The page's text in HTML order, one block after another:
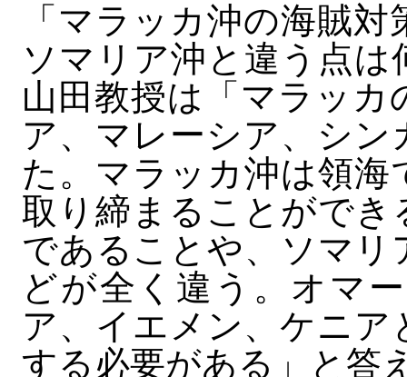
「マラッカ沖の海賊
ソマリア沖と違う点
山田教授は「マラッ
ア、マレーシア、シ
た。マラッカ沖は領
取り締まることができ
であることや、ソマ
どが全く違う。オマ
ア、イエメン、ケニ
する必要がある」と答